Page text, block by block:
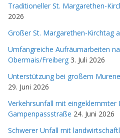
Traditioneller St. Margarethen-
2026
Großer St. Margarethen-Kirchtag
Umfangreiche Aufräumarbeiten
Obermais/Freiberg 3. Juli 2026
Unterstützung bei großem
29. Juni 2026
Verkehrsunfall mit eingeklemmter
Gampenpassstraße 24. Juni 2026
Schwerer Unfall mit